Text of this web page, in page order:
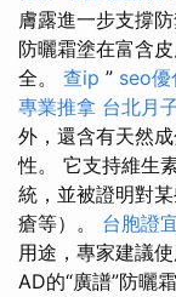
膚露進一步支撐
防曬霜塗在富含
全。 查ip ” seo優
專業推拿 台北月
外，還含有天然
性。 它支持維生
統，並被證明對
瘡等）。 台胞證
用途，專家建議
AD的“廣譜”防曬